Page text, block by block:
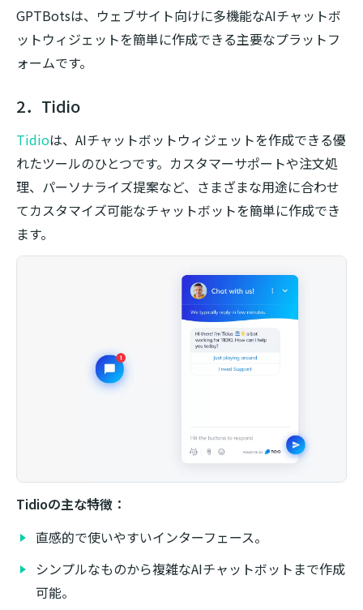
GPTBotsは、ウェブサイト向けに多機能なAIチャットボ
ットウィジェットを簡単に作成できる主要なプラットフ
ォームです。
2．Tidio
Tidioは、AIチャットボットウィジェットを作成できる優
れたツールのひとつです。カスタマーサポートや注文処
理、パーソナライズ提案など、さまざまな用途に合わせ
てカスタマイズ可能なチャットボットを簡単に作成でき
ます。
Tidioの主な特徴：
直感的で使いやすいインターフェース。
シンプルなものから複雑なAIチャットボットまで作成
可能。